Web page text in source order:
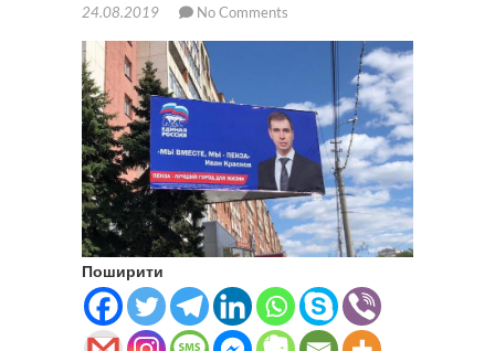
24.08.2019
No Comments
Поширити